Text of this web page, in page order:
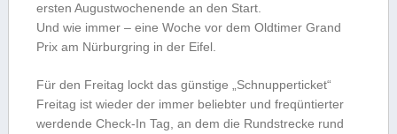
ersten Augustwochenende an den Start.
Und wie immer – eine Woche vor dem Oldtimer Grand
Prix am Nürburgring in der Eifel.
Für den Freitag lockt das günstige „Schnupperticket“
Freitag ist wieder der immer beliebter und freqüntierter
werdende Check-In Tag, an dem die Rundstrecke rund